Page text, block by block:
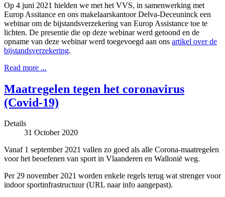
Op 4 juni 2021 hielden we met het VVS, in samenwerking met
Europ Assitance en ons makelaarskantoor Delva-Deceuninck een
webinar om de bijstandsverzekering van Europ Assistance toe te
lichten. De presentie die op deze webinar werd getoond en de
opname van deze webinar werd toegevoegd aan ons artikel over de
bijstandsverzekering.
Read more ...
Maatregelen tegen het coronavirus
(Covid-19)
Details
31 October 2020
Vanaf 1 september 2021 vallen zo goed als alle Corona-maatregelen
voor het beoefenen van sport in Vlaanderen en Wallonië weg.
Per 29 november 2021 worden enkele regels terug wat strenger voor
indoor sportinfrastructuur (URL naar info aangepast).